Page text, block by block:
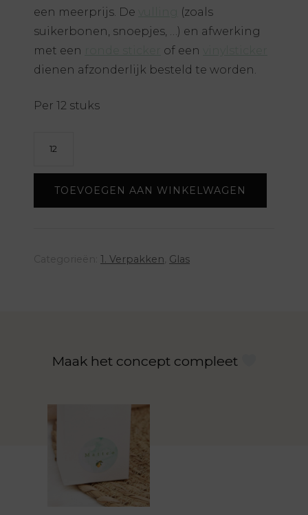
een meerprijs. De
(zoals
suikerbonen, snoepjes, …) en afwerking
met een
of een
dienen afzonderlijk besteld te worden.
Per 12 stuks
TOEVOEGEN AAN WINKELWAGEN
1. Verpakken Glas
Maak het concept compleet